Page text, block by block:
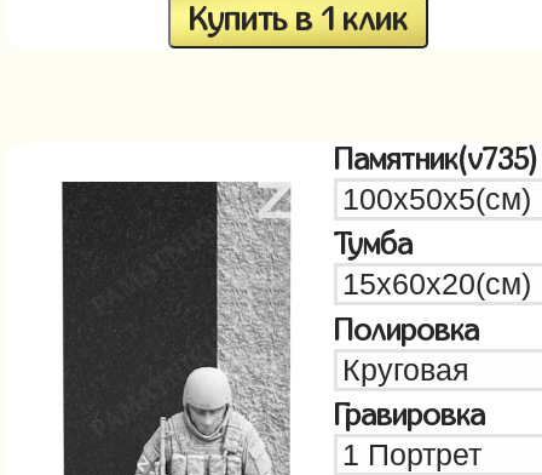
Купить в 1 клик
Памятник(v735)
Тумба
Полировка
Гравировка